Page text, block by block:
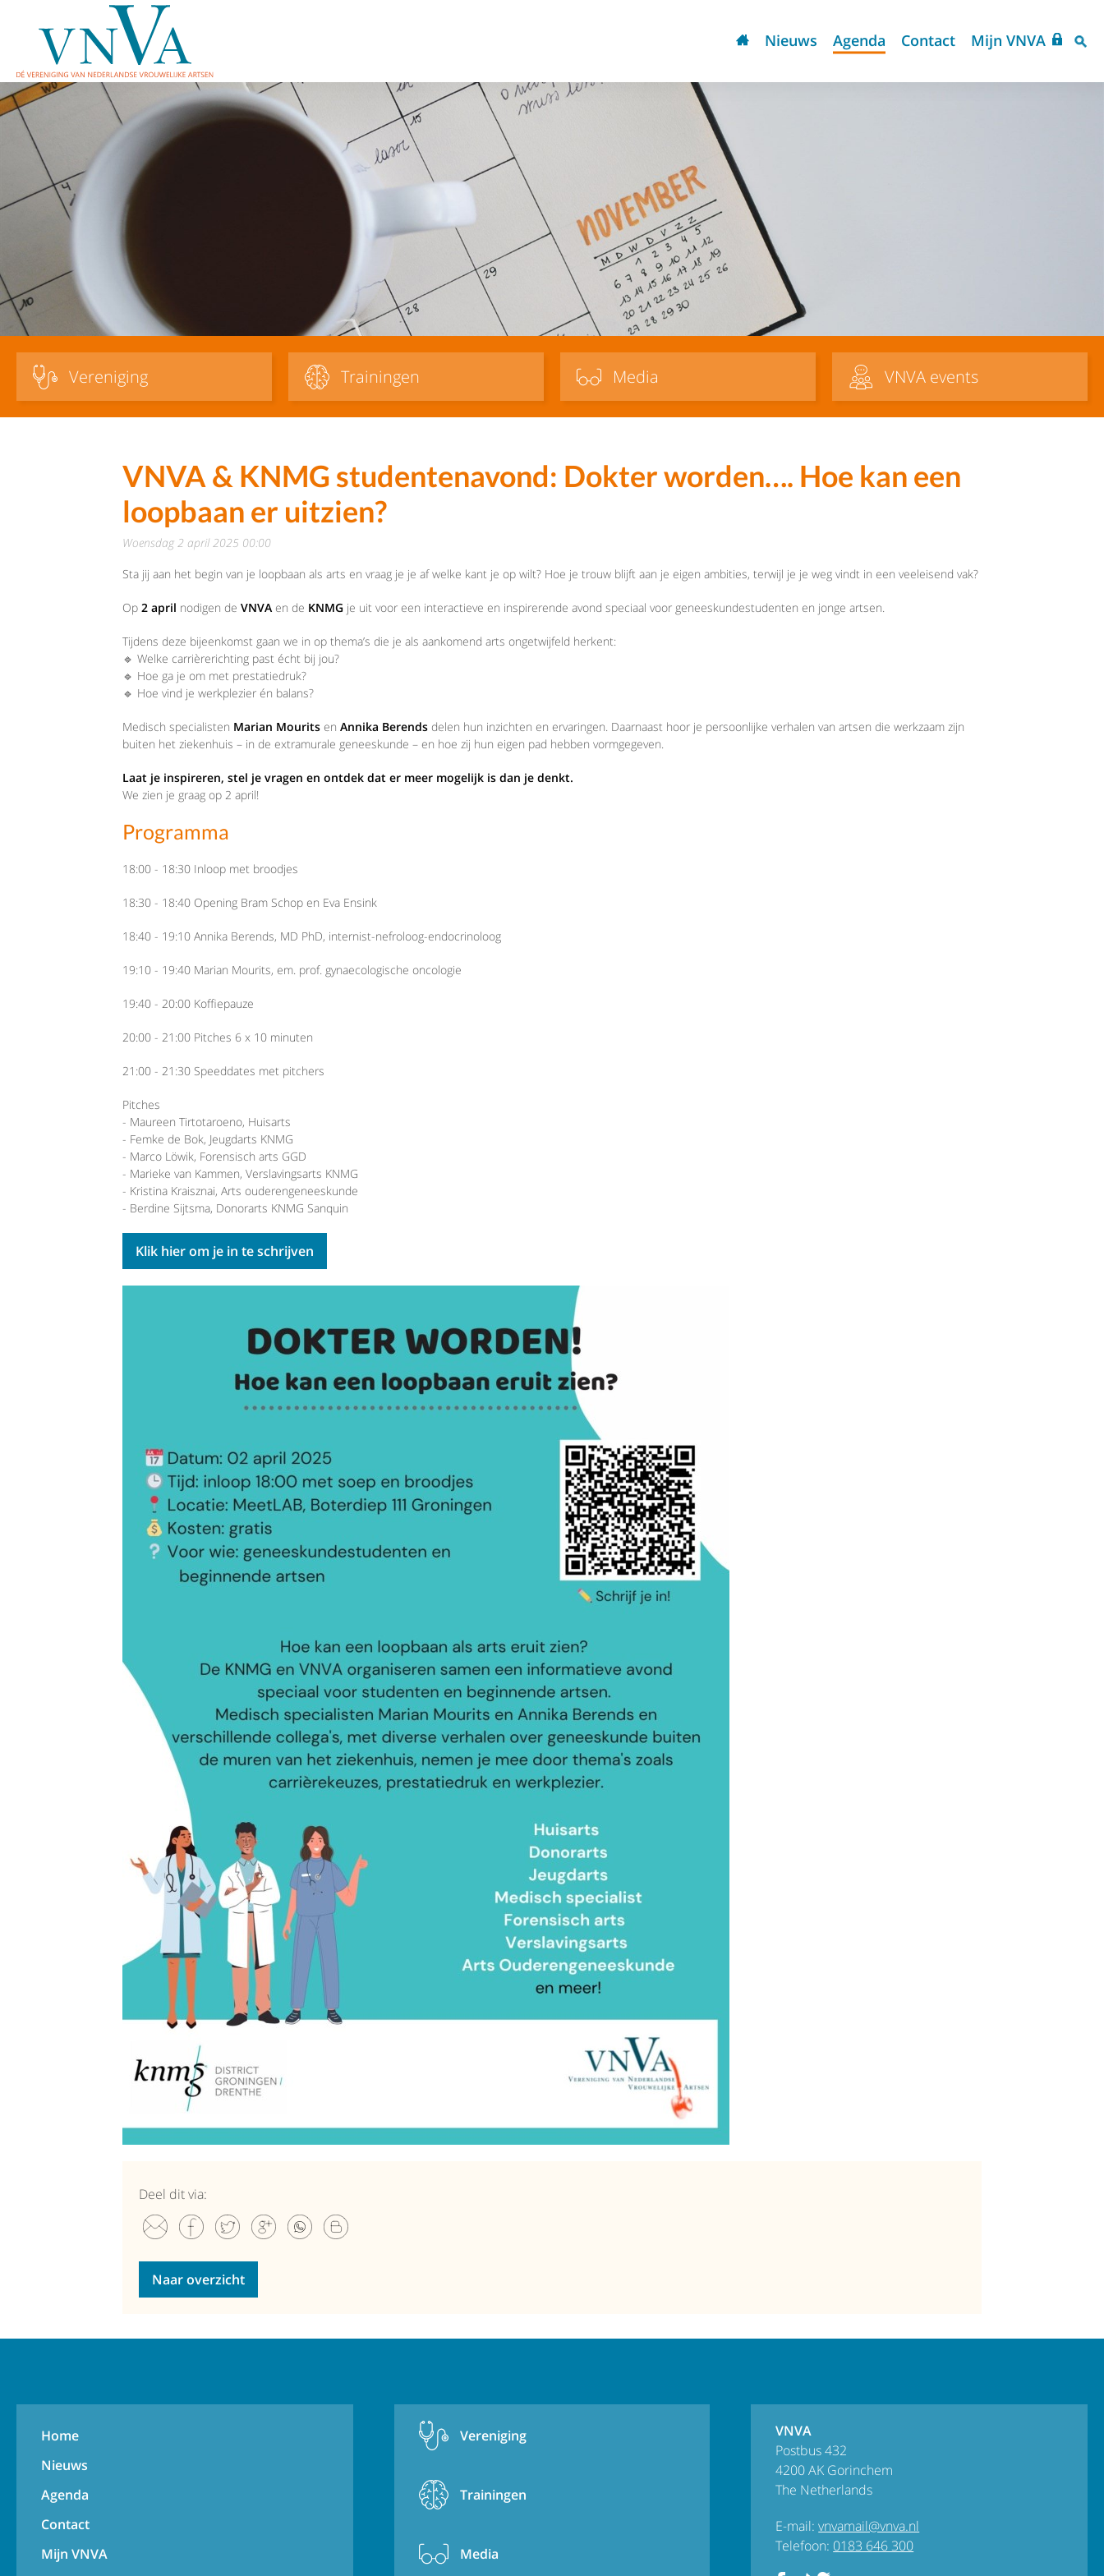
Nieuws Agenda Contact Mijn VNVA
Vereniging Trainingen Media VNVA events
VNVA & KNMG studentenavond: Dokter worden…. Hoe kan een
loopbaan er uitzien?
woensdag 2 april 2025 00:00
Sta jij aan het begin van je loopbaan als arts en vraag je je af welke kant je op wilt? Hoe je trouw blijft aan je eigen ambities, terwijl je je weg vindt in een veeleisend vak?
Op 2 april nodigen de VNVA en de KNMG je uit voor een interactieve en inspirerende avond speciaal voor geneeskundestudenten en jonge artsen.
Tijdens deze bijeenkomst gaan we in op thema’s die je als aankomend arts ongetwijfeld herkent:
🔹 Welke carrièrerichting past écht bij jou?
🔹 Hoe ga je om met prestatiedruk?
🔹 Hoe vind je werkplezier én balans?
Medisch specialisten Marian Mourits en Annika Berends delen hun inzichten en ervaringen. Daarnaast hoor je persoonlijke verhalen van artsen die werkzaam zijn
buiten het ziekenhuis – in de extramurale geneeskunde – en hoe zij hun eigen pad hebben vormgegeven.
Laat je inspireren, stel je vragen en ontdek dat er meer mogelijk is dan je denkt.
We zien je graag op 2 april!
Programma
18:00 - 18:30 Inloop met broodjes
18:30 - 18:40 Opening Bram Schop en Eva Ensink
18:40 - 19:10 Annika Berends, MD PhD, internist-nefroloog-endocrinoloog
19:10 - 19:40 Marian Mourits, em. prof. gynaecologische oncologie
19:40 - 20:00 Koffiepauze
20:00 - 21:00 Pitches 6 x 10 minuten
21:00 - 21:30 Speeddates met pitchers
Pitches
- Maureen Tirtotaroeno, Huisarts
- Femke de Bok, Jeugdarts KNMG
- Marco Löwik, Forensisch arts GGD
- Marieke van Kammen, Verslavingsarts KNMG
- Kristina Kraisznai, Arts ouderengeneeskunde
- Berdine Sijtsma, Donorarts KNMG Sanquin
Klik hier om je in te schrijven
Deel dit via:
Naar overzicht
Home
Nieuws
Agenda
Contact
Mijn VNVA
Vereniging
Trainingen
Media
VNVA
Postbus 432
4200 AK Gorinchem
The Netherlands
E-mail:vnvamail@vnva.nl
Telefoon: 0183 646 300